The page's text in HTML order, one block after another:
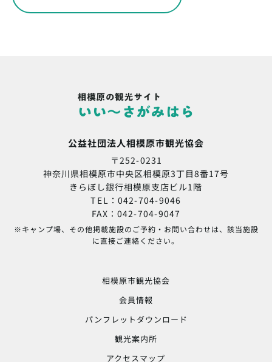
公益社団法人相模原市観光協会
〒252-0231
神奈川県相模原市中央区相模原3丁目8番17号
きらぼし銀行相模原支店ビル1階
TEL：042-704-9046
FAX：042-704-9047
※キャンプ場、その他掲載施設のご予約・お問い合わせは、該当施設
に直接ご連絡ください。
相模原市観光協会
会員情報
パンフレットダウンロード
観光案内所
アクセスマップ